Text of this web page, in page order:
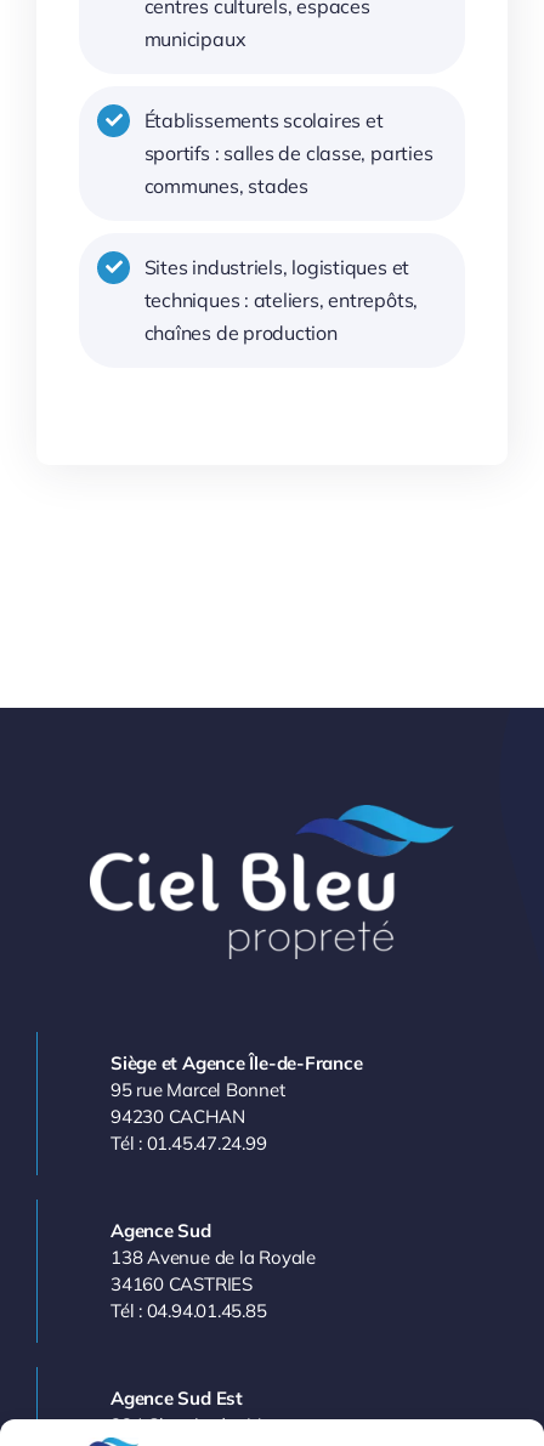
centres culturels, espaces
municipaux
Établissements scolaires et
sportifs : salles de classe, parties
communes, stades
Sites industriels, logistiques et
techniques : ateliers, entrepôts,
chaînes de production
Siège et Agence Île-de-France
95 rue Marcel Bonnet
94230 CACHAN
Tél : 01.45.47.24.99
Agence Sud
138 Avenue de la Royale
34160 CASTRIES
Tél : 04.94.01.45.85
Agence Sud Est
224 Chemin des Vergers